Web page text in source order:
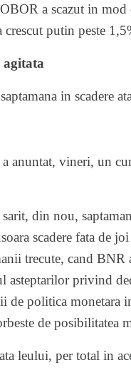
a scazut in
putin peste
agitata
in scadere
anuntat, vineri, un
din nou,
scadere fata de
trecute, cand
privind
de politica
de
leului, per total in